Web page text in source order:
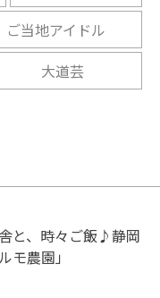
ご当地アイドル
大道芸
と、時々ご飯♪静岡
モ農園」